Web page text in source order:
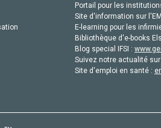
Portail pour les
Site d'information sur
E-learning pour les
Bibliothèque d'e-books
Blog special IFSI :
Suivez notre actualité
Site d'emploi en santé :